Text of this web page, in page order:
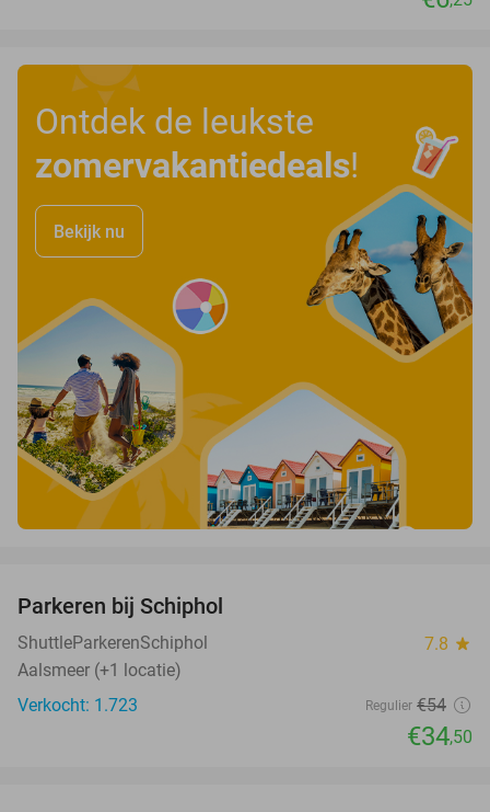
Ontdek de leukste
zomervakantiedeals!
Bekijk nu
Parkeren bij Schiphol
ShuttleParkerenSchiphol 7.8 star
Aalsmeer (+1 locatie)
Verkocht: 1.723
Regulier €54
€34,50